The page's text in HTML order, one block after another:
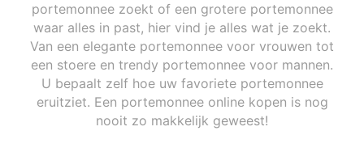
portemonnee zoekt of een grotere portemonnee
waar alles in past, hier vind je alles wat je zoekt.
Van een elegante portemonnee voor vrouwen tot
een stoere en trendy portemonnee voor mannen.
U bepaalt zelf hoe uw favoriete portemonnee
eruitziet. Een portemonnee online kopen is nog
nooit zo makkelijk geweest!